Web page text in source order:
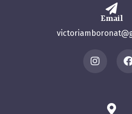
Email